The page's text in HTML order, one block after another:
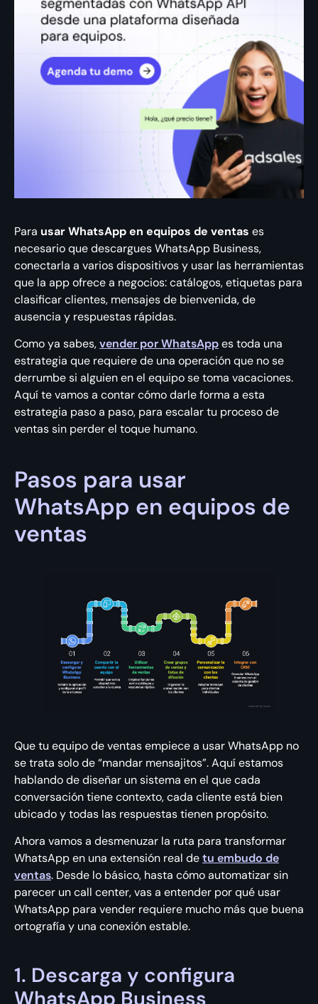
Para usar WhatsApp en equipos de ventas es
necesario que descargues WhatsApp Business,
conectarla a varios dispositivos y usar las herramientas
que la app ofrece a negocios: catálogos, etiquetas para
clasificar clientes, mensajes de bienvenida, de
ausencia y respuestas rápidas.
Como ya sabes,vender por WhatsAppes toda una
estrategia que requiere de una operación que no se
derrumbe si alguien en el equipo se toma vacaciones.
Aquí te vamos a contar cómo darle forma a esta
estrategia paso a paso, para escalar tu proceso de
ventas sin perder el toque humano.
Pasos para usar
WhatsApp en equipos de
ventas
Que tu equipo de ventas empiece a usar WhatsApp no
se trata solo de “mandar mensajitos”. Aquí estamos
hablando de diseñar un sistema en el que cada
conversación tiene contexto, cada cliente está bien
ubicado y todas las respuestas tienen propósito.
Ahora vamos a desmenuzar la ruta para transformar
WhatsApp en una extensión real detu embudo de
ventas. Desde lo básico, hasta cómo automatizar sin
parecer un call center, vas a entender por qué usar
WhatsApp para vender requiere mucho más que buena
ortografía y una conexión estable.
1. Descarga y configura
WhatsApp Business